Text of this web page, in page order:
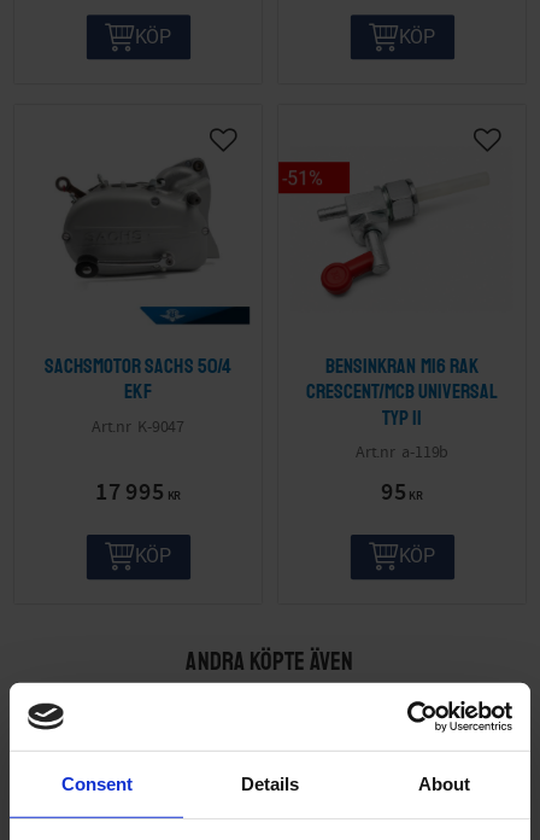
Consent Details About
KÖP KÖP
Sachsmotor Sachs 50/4
EKF
K-9047
17 995 KR
KÖP
Bensinkran M16 Rak
Crescent/MCB Universal
Typ II
a-119b
95 KR
51 %
KÖP
ANDRA KÖPTE ÄVEN